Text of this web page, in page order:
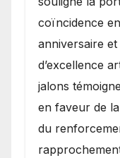
coïncidence
anniversaire
d’excellence
jalons
en faveur de
du